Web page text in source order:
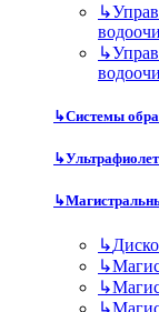
↳
↳
↳Системы
↳
↳
↳
↳
↳